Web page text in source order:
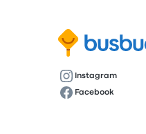
Instagram
Facebook